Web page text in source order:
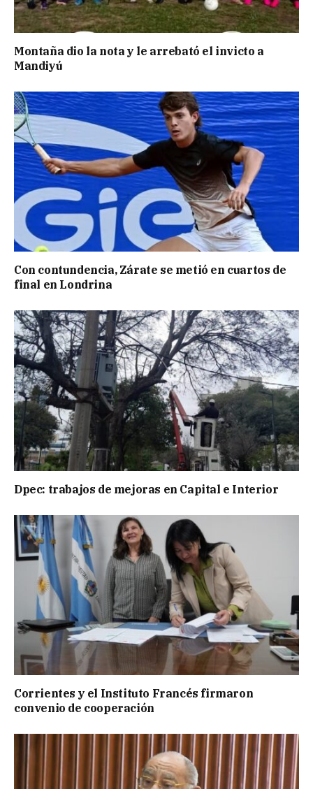
Montaña dio la nota y le arrebató el invicto a
Mandiyú
Con contundencia, Zárate se metió en cuartos de
final en Londrina
Dpec: trabajos de mejoras en Capital e Interior
Corrientes y el Instituto Francés firmaron
convenio de cooperación